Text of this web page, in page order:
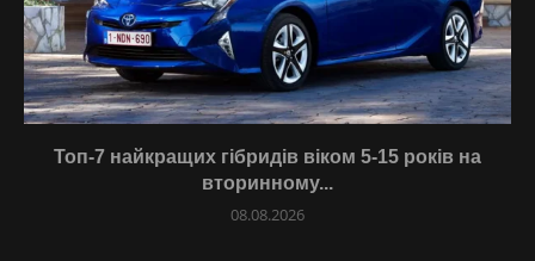
Топ-7 найкращих гібридів віком 5-15 років на
вторинному...
08.08.2026